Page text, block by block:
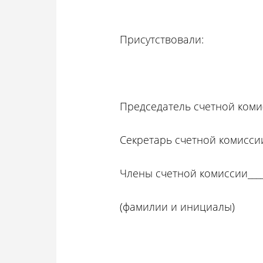
Присутствовали:
Председатель счетной
Секретарь счетной
Члены счетной
(фамилии и инициалы)